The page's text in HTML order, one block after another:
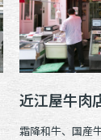
近江屋牛肉
霜降和牛、国産